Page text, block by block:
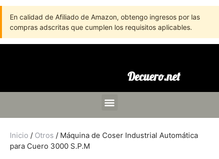
En calidad de Afiliado de Amazon, obtengo ingresos por las
compras adscritas que cumplen los requisitos aplicables.
Decuero.net
Inicio / Otros / Máquina de Coser Industrial Automática
para Cuero 3000 S.P.M